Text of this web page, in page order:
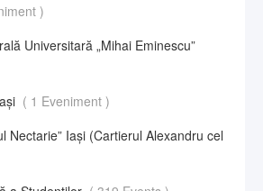
)
Universitară „Mihai Eminescu”
( 1 Eveniment )
Nectarie” Iaşi (Cartierul Alexandru cel